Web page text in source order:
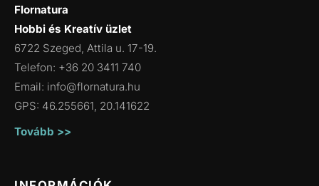
Flornatura
Hobbi és Kreatív üzlet
6722 Szeged, Attila u. 17-19.
Telefon: +36 20 3411 740
Email: info@flornatura.hu
GPS: 46.255661, 20.141622
Tovább >>